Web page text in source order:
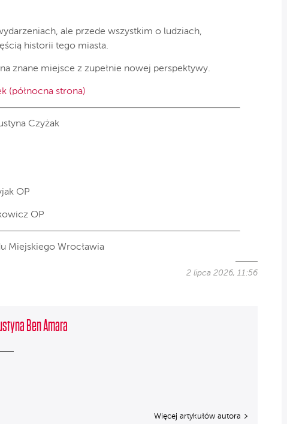
ale przede wszystkim o ludziach,
historii tego miasta.
znane miejsce z zupełnie nowej perspektywy.
(północna strona)
Czyżak
OP
OP
Miejskiego Wrocławia
2 lipca 2026, 11:56
Ben Amara
Więcej artykułów autora